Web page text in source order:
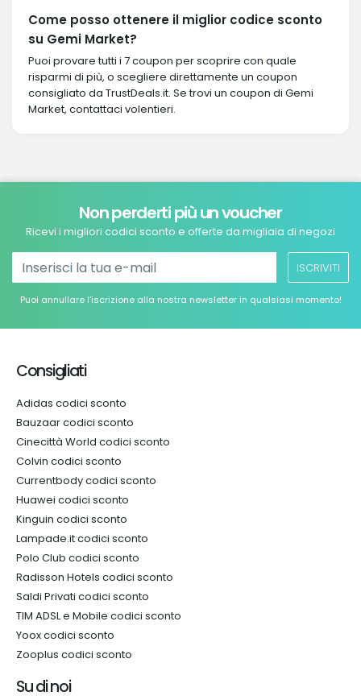
Come posso ottenere il miglior codice sconto
su Gemi Market?
Puoi provare tutti i 7 coupon per scoprire con quale
risparmi di più, o scegliere direttamente un coupon
consigliato da TrustDeals.it. Se trovi un coupon di Gemi
Market, contattaci volentieri.
Non perderti più un voucher
Ricevi i migliori codici sconto e offerte da migliaia di negozi
ISCRIVITI
Puoi annullare l’iscrizione alla nostra newsletter in qualsiasi momento!
Consigliati
Adidas codici sconto
Bauzaar codici sconto
Cinecittà World codici sconto
Colvin codici sconto
Currentbody codici sconto
Huawei codici sconto
Kinguin codici sconto
Lampade.it codici sconto
Polo Club codici sconto
Radisson Hotels codici sconto
Saldi Privati codici sconto
TIM ADSL e Mobile codici sconto
Yoox codici sconto
Zooplus codici sconto
Su di noi